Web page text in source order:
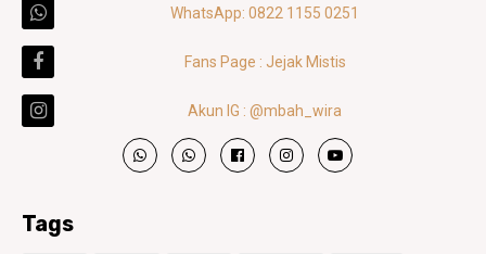
WhatsApp: 0822 1155 0251
Fans Page : Jejak Mistis
Akun IG : @mbah_wira
Tags